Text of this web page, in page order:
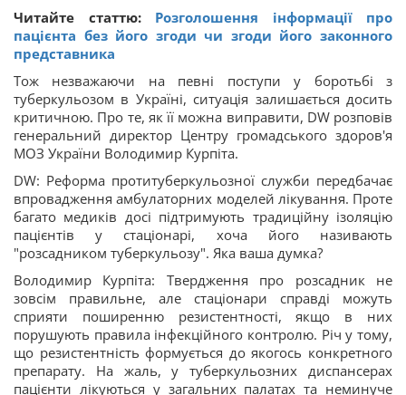
Читайте статтю: Розголошення інформації про
пацієнта без його згоди чи згоди його законного
представника
Тож незважаючи на певні поступи у боротьбі з
туберкульозом в Україні, ситуація залишається досить
критичною. Про те, як її можна виправити, DW розповів
генеральний директор Центру громадського здоров'я
МОЗ України Володимир Курпіта.
DW: Реформа протитуберкульозної служби передбачає
впровадження амбулаторних моделей лікування. Проте
багато медиків досі підтримують традиційну ізоляцію
пацієнтів у стаціонарі, хоча його називають
"розсадником туберкульозу". Яка ваша думка?
Володимир Курпіта: Твердження про розсадник не
зовсім правильне, але стаціонари справді можуть
сприяти поширенню резистентності, якщо в них
порушують правила інфекційного контролю. Річ у тому,
що резистентність формується до якогось конкретного
препарату. На жаль, у туберкульозних диспансерах
пацієнти лікуються у загальних палатах та неминуче